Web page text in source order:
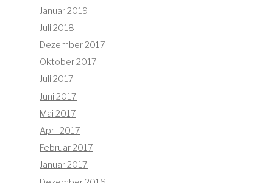
Januar 2019
Juli 2018
Dezember 2017
Oktober 2017
Juli 2017
Juni 2017
Mai 2017
April 2017
Februar 2017
Januar 2017